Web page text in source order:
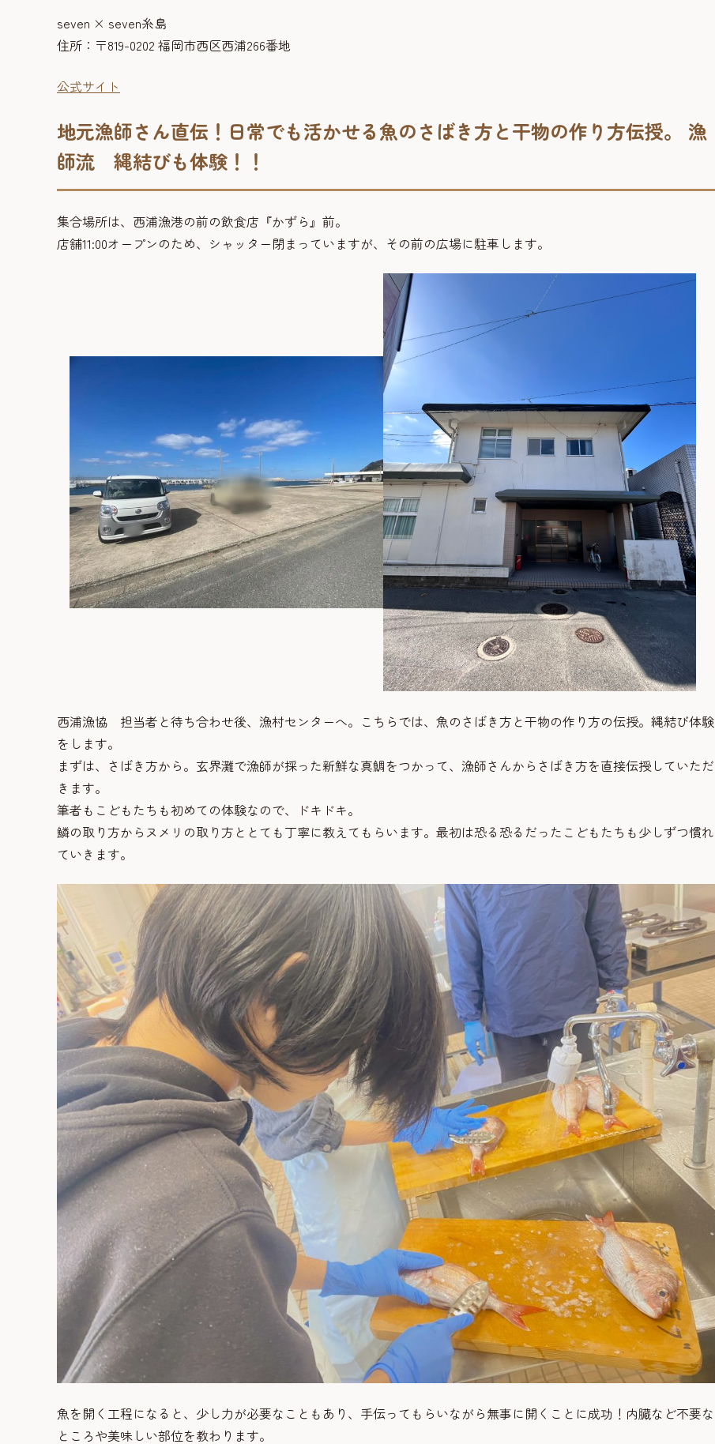
seven × seven糸島
住所：〒819-0202 福岡市西区西浦266番地
公式サイト
地元漁師さん直伝！日常でも活かせる魚のさばき方と干物の作り方伝授。 漁
師流 縄結びも体験！！
集合場所は、西浦漁港の前の飲食店『かずら』前。
店舗11:00オープンのため、シャッター閉まっていますが、その前の広場に駐車します。
西浦漁協 担当者と待ち合わせ後、漁村センターへ。こちらでは、魚のさばき方と干物の作り方の伝授。縄結び体験
をします。
まずは、さばき方から。玄界灘で漁師が採った新鮮な真鯛をつかって、漁師さんからさばき方を直接伝授していただ
きます。
筆者もこどもたちも初めての体験なので、ドキドキ。
鱗の取り方からヌメリの取り方ととても丁寧に教えてもらいます。最初は恐る恐るだったこどもたちも少しずつ慣れ
ていきます。
魚を開く工程になると、少し力が必要なこともあり、手伝ってもらいながら無事に開くことに成功！内臓など不要な
ところや美味しい部位を教わります。